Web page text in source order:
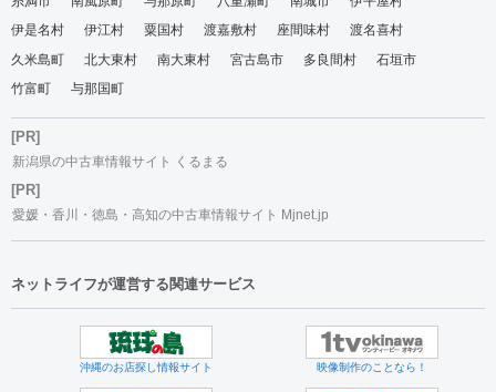
伊是名村
伊江村 粟国村 渡嘉敷村 座間味村
渡名喜村
久米島町
北大東村 南大東村 宮古島市 多良間村
石垣市
竹富町
与那国町
[PR]
新潟県の中古車情報サイト くるまる
[PR]
愛媛・香川・徳島・高知の中古車情報サイト Mjnet.jp
ネットライフが運営する関連サービス
沖縄のお店探し情報サイト 映像制作のことなら！